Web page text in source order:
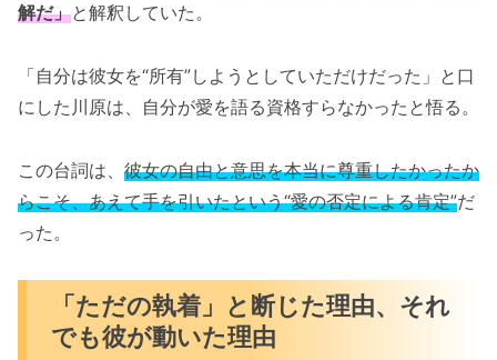
解だ」と解釈していた。
「自分は彼女を“所有”しようとしていただけだった」と口
にした川原は、自分が愛を語る資格すらなかったと悟る。
この台詞は、 彼女の自由と意思を本当に尊重したかったか
らこそ、あえて手を引いたという“愛の否定による肯定”だ
った。
「ただの執着」と断じた理由、それ
でも彼が動いた理由